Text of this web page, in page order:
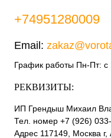
+74951280009
Email:
График работы Пн-Пт:
РЕКВИЗИТЫ:
ИП Грендыш Михаил
Тел. номер +7 (926)
Адрес 117149, Москва г,